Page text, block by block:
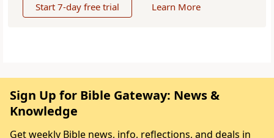
Start 7-day free trial Learn More
Sign Up for Bible Gateway: News &
Knowledge
Get weekly Bible news, info, reflections, and deals in